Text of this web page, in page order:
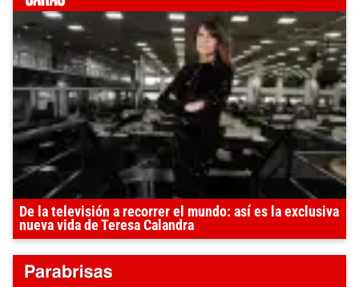
De la televisión a recorrer el mundo: así es la exclusiva
nueva vida de Teresa Calandra